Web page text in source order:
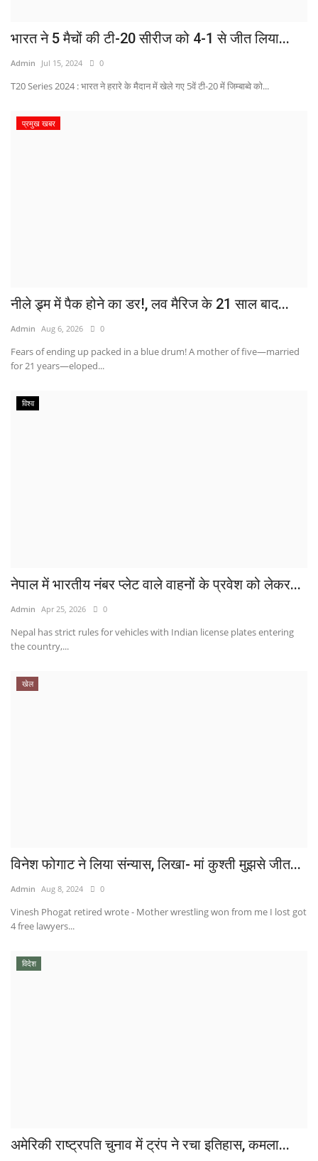
भारत ने 5 मैचों की टी-20 सीरीज को 4-1 से जीत लिया...
Admin Jul 15, 2024 0
T20 Series 2024 : भारत ने हरारे के मैदान में खेले गए 5वें टी-20 में जिम्बाब्वे को...
प्रमुख खबर
नीले ड्र्म में पैक होने का डर!, लव मैरिज के 21 साल बाद...
Admin Aug 6, 2026 0
Fears of ending up packed in a blue drum! A mother of five—married
for 21 years—eloped...
विश्व
नेपाल में भारतीय नंबर प्लेट वाले वाहनों के प्रवेश को लेकर...
Admin Apr 25, 2026 0
Nepal has strict rules for vehicles with Indian license plates entering
the country,...
खेल
विनेश फोगाट ने लिया संन्यास, लिखा- मां कुश्ती मुझसे जीत...
Admin Aug 8, 2024 0
Vinesh Phogat retired wrote - Mother wrestling won from me I lost got
4 free lawyers...
विदेश
अमेरिकी राष्ट्रपति चुनाव में ट्रंप ने रचा इतिहास, कमला...